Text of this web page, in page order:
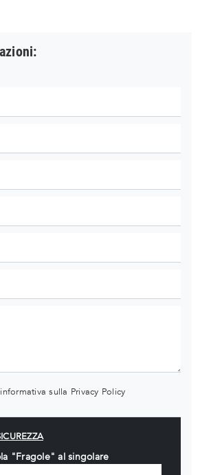
sulla Privacy Policy
"Fragole" al singolare